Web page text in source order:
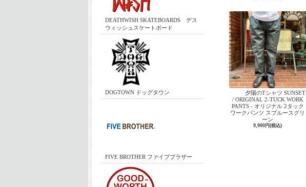
DEATHWISH SKATEBOARDS デス
ウィッシュスケートボード
DOGTOWN ドッグタウン
FIVE BROTHER ファイブブラザー
夕陽のTシャツ SUNSET
/ ORIGINAL 2-TUCK WORK
PANTS - オリジナル 2タック
ワークパンツ スプルースグリ
ーン
9,900円(税込)